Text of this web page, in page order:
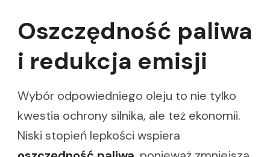
Oszczędność paliwa
i redukcja emisji
Wybór odpowiedniego oleju to nie tylko
kwestia ochrony silnika, ale też ekonomii.
Niski stopień lepkości wspiera